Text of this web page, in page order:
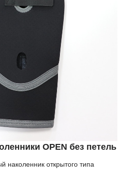
OPEN без петель
наколенник открытого типа